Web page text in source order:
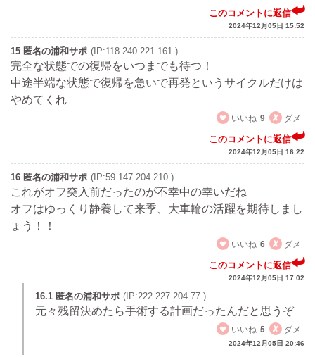
このコメントに返信
2024年12月05日 15:52
15 匿名の浦和サポ (IP:118.240.221.161 )
完全な状態での復帰をいつまでも待つ！
中途半端な状態で復帰を急いで再発というサイクルだけは
やめてくれ
いいね 9 ダメ
このコメントに返信
2024年12月05日 16:22
16 匿名の浦和サポ (IP:59.147.204.210 )
これがオフ突入前だったのが不幸中の幸いだね
オフはゆっくり静養して来季、大車輪の活躍を期待しまし
ょう！！
いいね 6 ダメ
このコメントに返信
2024年12月05日 17:02
16.1 匿名の浦和サポ (IP:222.227.204.77 )
元々残留決めたら手術する計画だったんだと思うぞ
いいね 5 ダメ
2024年12月05日 20:46